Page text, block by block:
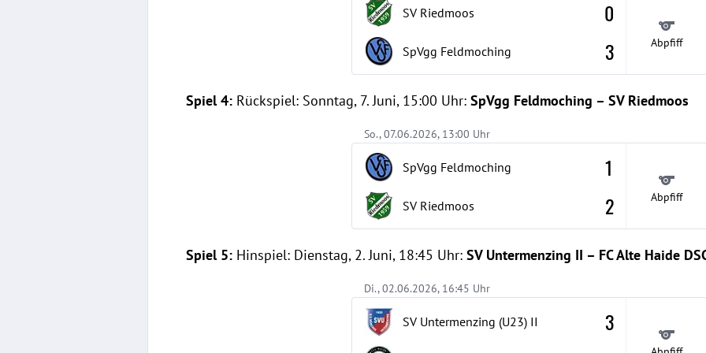
SV Riedmoos
SpVgg Feldmoching
0
3
Abpfiff
Spiel 4: Rückspiel: Sonntag, 7. Juni, 15:00 Uhr: SpVgg Feldmoching – SV Riedmoos
So., 07.06.2026, 13:00 Uhr
SpVgg Feldmoching
SV Riedmoos
1
2
Abpfiff
Spiel 5: Hinspiel: Dienstag, 2. Juni, 18:45 Uhr: SV Untermenzing II – FC Alte Haide
Di., 02.06.2026, 16:45 Uhr
SV Untermenzing (U23) II
3